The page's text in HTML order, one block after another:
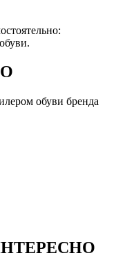
обуви бренда